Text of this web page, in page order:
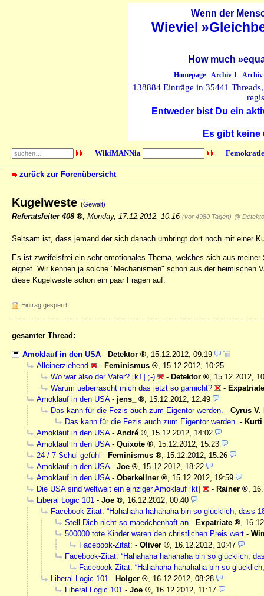
Wenn der
Wieviel
How much
Homepage-Archiv 1-Archiv
138884 Einträge in 35441
Entweder bist Du ein
Es gibt
WikiMANNia
zurück zur Forenübersicht
Kugelweste (Gewalt)
Referatsleiter 408 Monday, 17.12.2012, 10:16 (vor 4980 Tagen) @
Seltsam ist, dass jemand der sich danach umbringt dort noch mit einer
Es ist zweifelsfrei ein sehr emotionales Thema, welches sich aus
eignet. Wir kennen ja solche "Mechanismen" schon aus der heimischen
diese Kugelweste schon ein paar Fragen auf.
Eintrag gesperrt
gesamter Thread:
Amoklauf in den USA - Detektor , 15.12.2012, 09:19
Alleinerziehend
- Feminismus , 15.12.2012, 10:25
Wo war also der Vater? [kT] ;-)
- Detektor , 15.12.2012,
Warum ueberrascht mich das jetzt so garnicht?
- Expatriate
Amoklauf in den USA- jens_ , 15.12.2012, 12:49
Das kann für die Fezis auch zum Eigentor werden. - Cyrus V.
Das kann für die Fezis auch zum Eigentor werden. - Kurti
Amoklauf in den USA- André , 15.12.2012, 14:02
Amoklauf in den USA- Quixote , 15.12.2012, 15:23
24 / 7 Schul-gefühl - Feminismus , 15.12.2012, 15:26
Amoklauf in den USA- Joe , 15.12.2012, 18:22
Amoklauf in den USA- Oberkellner , 15.12.2012, 19:59
Die USA sind weltweit ein einziger Amoklauf [kt]
- Rainer ,
Liberal Logic 101 - Joe , 16.12.2012, 00:40
Facebook-Zitat: “Hahahaha hahahaha bin so glücklich, dass
Stell Dich nicht so maedchenhaft an - Expatriate ,
500000 tote Kinder waren den christlichen Preis wert -
Facebook-Zitat: - Oliver , 16.12.2012, 10:47
Facebook-Zitat: “Hahahaha hahahaha bin so glücklich,
Facebook-Zitat: “Hahahaha hahahaha bin so
Liberal Logic 101 - Holger , 16.12.2012, 08:28
Liberal Logic 101 - Joe , 16.12.2012, 11:17